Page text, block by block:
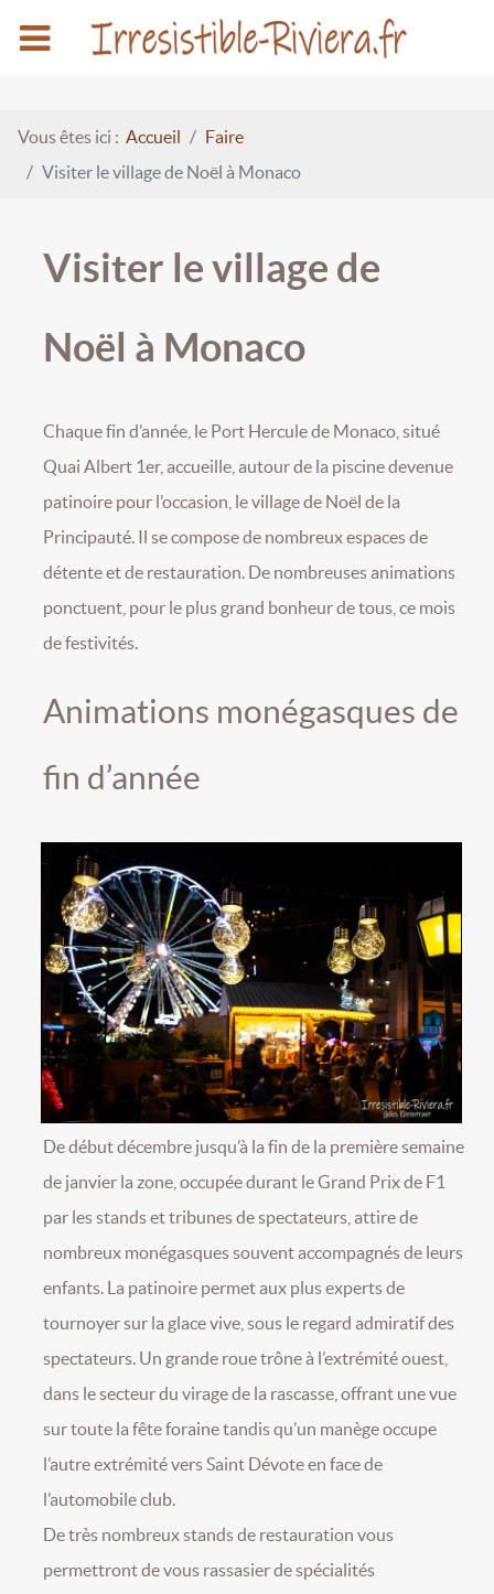
Vous êtes ici : Accueil
Faire
Visiter le village de Noël à Monaco
Visiter le village de
Noël à Monaco
Chaque fin d’année, le Port Hercule de Monaco, situé
Quai Albert 1er, accueille, autour de la piscine devenue
patinoire pour l’occasion, le village de Noël de la
Principauté. Il se compose de nombreux espaces de
détente et de restauration. De nombreuses animations
ponctuent, pour le plus grand bonheur de tous, ce mois
de festivités.
Animations monégasques de
fin d’année
De début décembre jusqu’à la fin de la première semaine
de janvier la zone, occupée durant le Grand Prix de F1
par les stands et tribunes de spectateurs, attire de
nombreux monégasques souvent accompagnés de leurs
enfants. La patinoire permet aux plus experts de
tournoyer sur la glace vive, sous le regard admiratif des
spectateurs. Un grande roue trône à l’extrémité ouest,
dans le secteur du virage de la rascasse, offrant une vue
sur toute la fête foraine tandis qu’un manège occupe
l’autre extrémité vers Saint Dévote en face de
l’automobile club.
De très nombreux stands de restauration vous
permettront de vous rassasier de spécialités